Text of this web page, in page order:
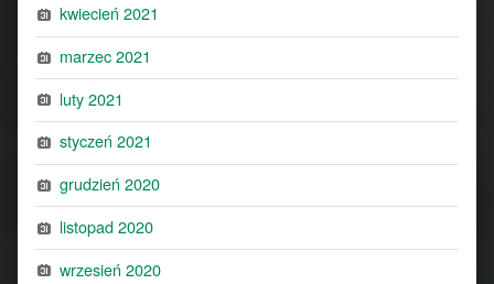
kwiecień 2021
marzec 2021
luty 2021
styczeń 2021
grudzień 2020
listopad 2020
wrzesień 2020